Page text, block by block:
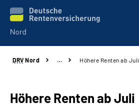
Aktuelles
Services
DRV Nord … Höhere Renten ab Juli
Höhere Renten ab Juli